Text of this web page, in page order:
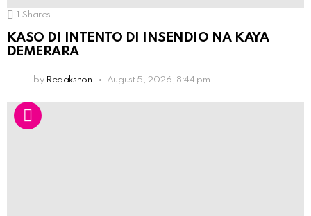
Shares
KASO DI INTENTO DI INSENDIO NA KAYA
DEMERARA
by Redakshon August 5, 2026, 8:44 pm